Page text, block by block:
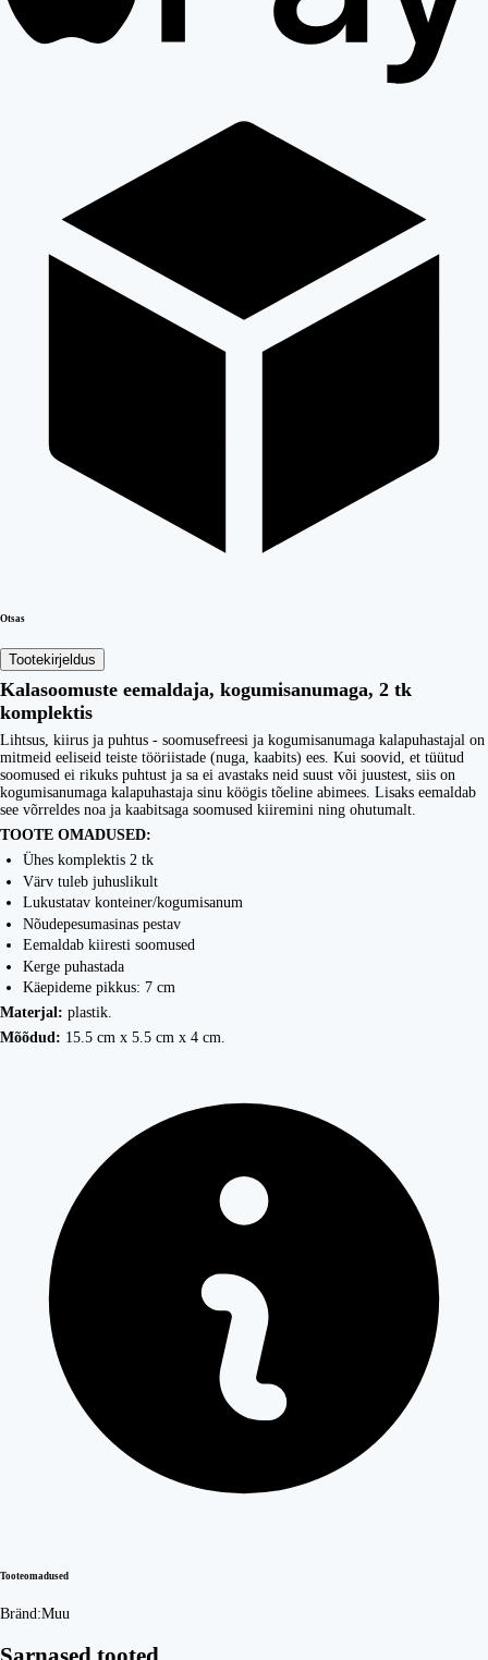
Otsas
Tootekirjeldus
Kalasoomuste eemaldaja, kogumisanumaga, 2 tk
komplektis
Lihtsus, kiirus ja puhtus - soomusefreesi ja kogumisanumaga kalapuhastajal on
mitmeid eeliseid teiste tööriistade (nuga, kaabits) ees. Kui soovid, et tüütud
soomused ei rikuks puhtust ja sa ei avastaks neid suust või juustest, siis on
kogumisanumaga kalapuhastaja sinu köögis tõeline abimees. Lisaks eemaldab
see võrreldes noa ja kaabitsaga soomused kiiremini ning ohutumalt.
TOOTE OMADUSED:
Ühes komplektis 2 tk
Värv tuleb juhuslikult
Lukustatav konteiner/kogumisanum
Nõudepesumasinas pestav
Eemaldab kiiresti soomused
Kerge puhastada
Käepideme pikkus: 7 cm
Materjal: plastik.
Mõõdud: 15.5 cm x 5.5 cm x 4 cm.
Tooteomadused
Bränd:Muu